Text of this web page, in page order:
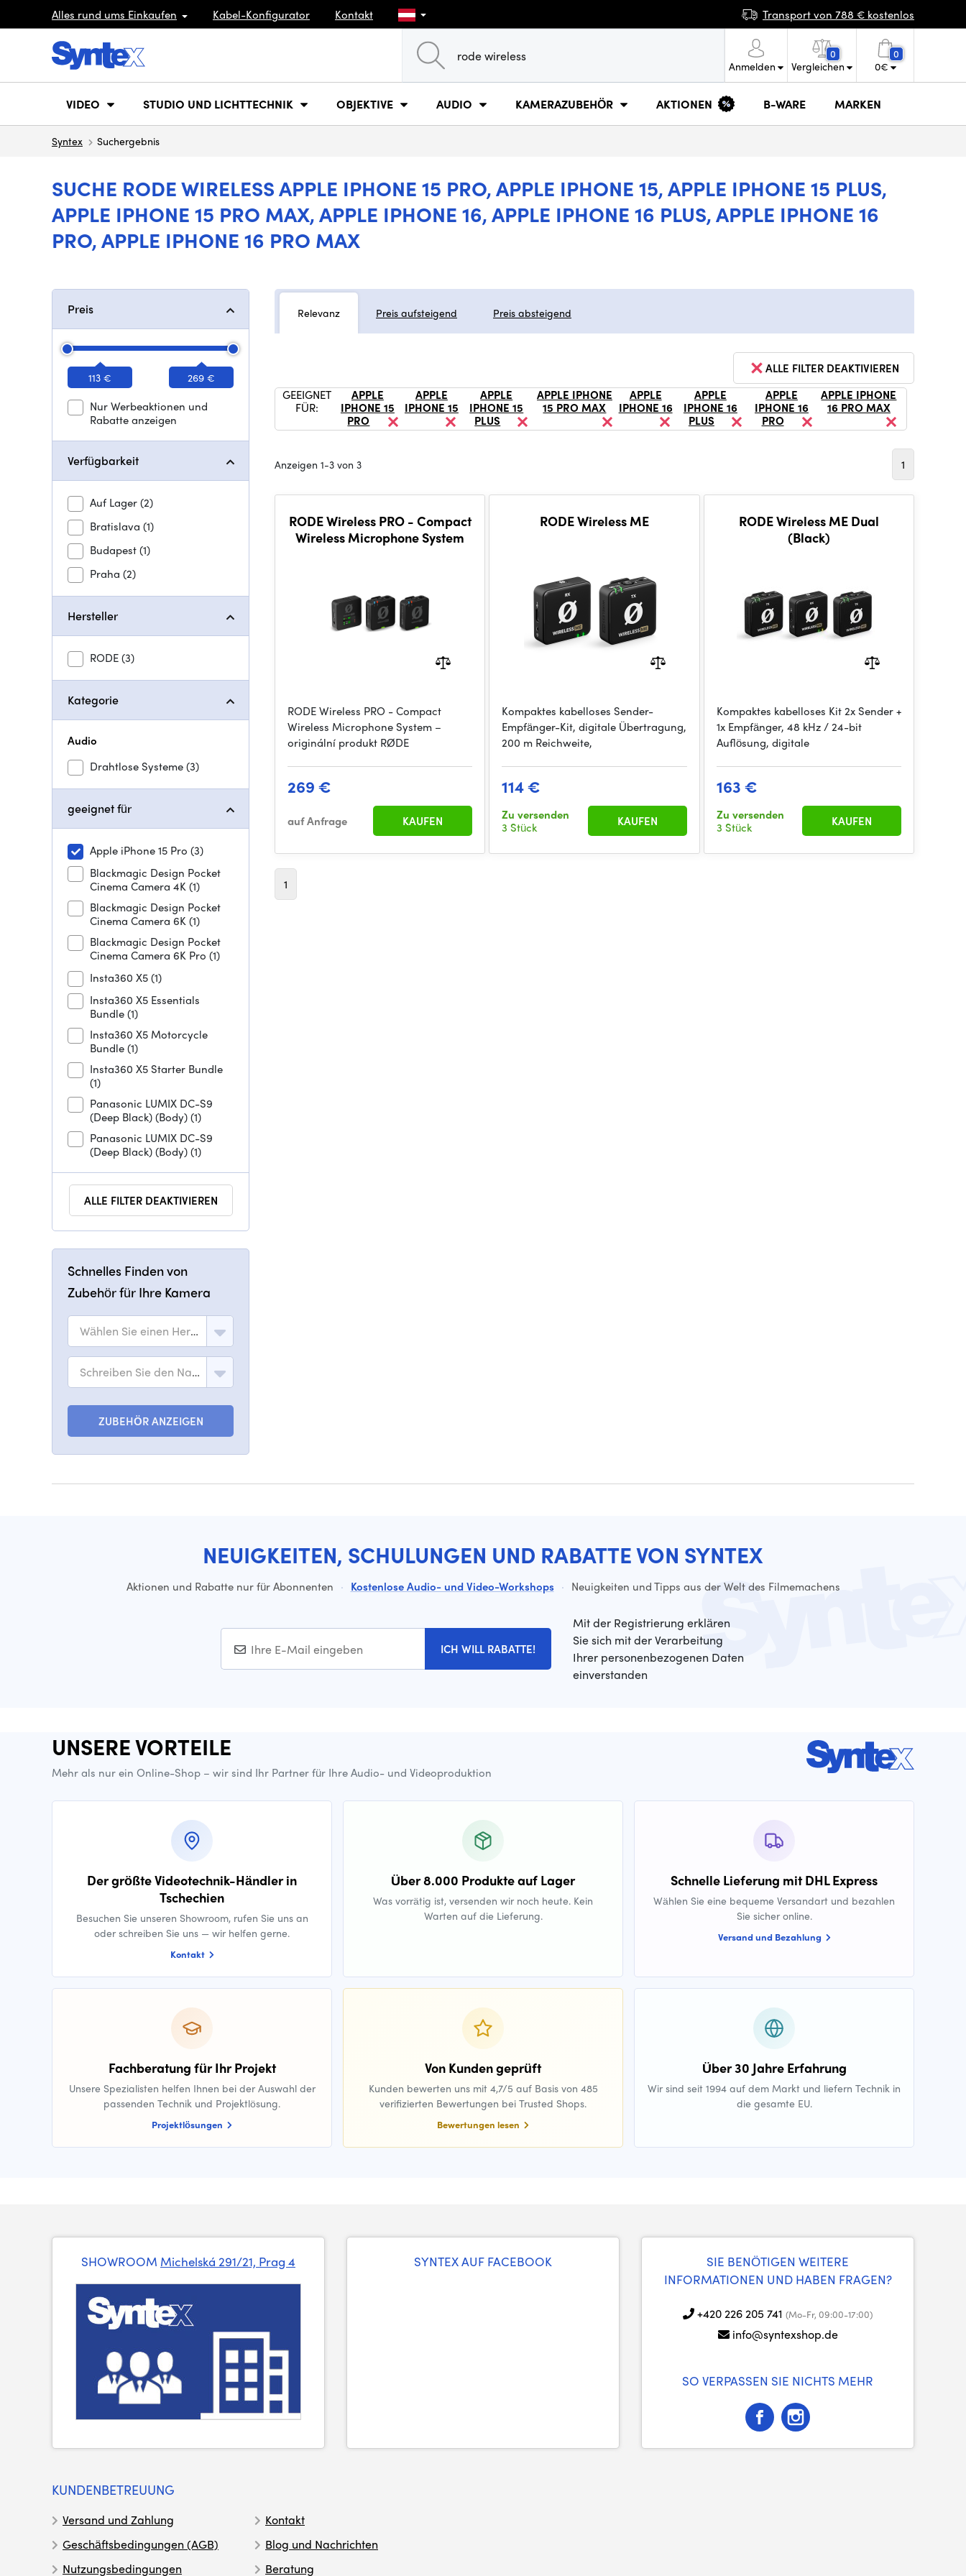
Alles rund ums Einkaufen Kabel-Konfigurator Kontakt Transport von 788 € kostenlos
Anmelden
0
Vergleichen
0
0€
VIDEO STUDIO UND LICHTTECHNIK OBJEKTIVE AUDIO KAMERAZUBEHÖR AKTIONEN B-WARE MARKEN
Syntex Suchergebnis
SUCHE RODE WIRELESS APPLE IPHONE 15 PRO, APPLE IPHONE 15, APPLE IPHONE 15 PLUS,
APPLE IPHONE 15 PRO MAX, APPLE IPHONE 16, APPLE IPHONE 16 PLUS, APPLE IPHONE 16
PRO, APPLE IPHONE 16 PRO MAX
Preis
113 € 269 €
Nur Werbeaktionen und
Rabatte anzeigen
Verfügbarkeit
Auf Lager(2)
Bratislava (1)
Budapest(1)
Praha (2)
Hersteller
RODE(3)
Kategorie
Audio
Drahtlose Systeme(3)
geeignet für
Apple iPhone 15 Pro (3)
Blackmagic Design Pocket
Cinema Camera 4K(1)
Blackmagic Design Pocket
Cinema Camera 6K(1)
Blackmagic Design Pocket
Cinema Camera 6K Pro (1)
Insta360 X5(1)
Insta360 X5 Essentials
Bundle(1)
Insta360 X5 Motorcycle
Bundle(1)
Insta360 X5 Starter Bundle
(1)
Panasonic LUMIX DC-S9
(Deep Black) (Body)(1)
Panasonic LUMIX DC-S9
(Deep Black) (Body)(1)
ALLE FILTER DEAKTIVIEREN
Schnelles Finden von
Zubehör für Ihre Kamera
Wählen Sie einen Hersteller
Schreiben Sie den Namen des Modells
ZUBEHÖR ANZEIGEN
Relevanz Preis aufsteigend Preis absteigend
ALLE FILTER DEAKTIVIEREN
GEEIGNET
FÜR:
APPLE
IPHONE 15
PRO
APPLE
IPHONE 15
APPLE
IPHONE 15
PLUS
APPLE IPHONE
15 PRO MAX
APPLE
IPHONE 16
APPLE
IPHONE 16
PLUS
APPLE
IPHONE 16
PRO
APPLE IPHONE
16 PRO MAX
Anzeigen 1-3 von 3 1
RODE Wireless PRO - Compact
Wireless Microphone System
RODE Wireless PRO - Compact
Wireless Microphone System –
originální produkt RØDE
269 €
auf Anfrage KAUFEN
RODE Wireless ME
Kompaktes kabelloses Sender-
Empfänger-Kit, digitale Übertragung,
200 m Reichweite,
114 €
Zu versenden
3 Stück
KAUFEN
RODE Wireless ME Dual
(Black)
Kompaktes kabelloses Kit 2x Sender +
1x Empfänger, 48 kHz / 24-bit
Auflösung, digitale
163 €
Zu versenden
3 Stück
KAUFEN
1
NEUIGKEITEN, SCHULUNGEN UND RABATTE VON SYNTEX
Aktionen und Rabatte nur für Abonnenten · Kostenlose Audio- und Video-Workshops · Neuigkeiten und Tipps aus der Welt des Filmemachens
ICH WILL RABATTE!
Mit der Registrierung erklären
Sie sich mit der Verarbeitung
Ihrer personenbezogenen Daten
einverstanden
UNSERE VORTEILE
Mehr als nur ein Online-Shop – wir sind Ihr Partner für Ihre Audio- und Videoproduktion
Der größte Videotechnik-Händler in
Tschechien
Besuchen Sie unseren Showroom, rufen Sie uns an
oder schreiben Sie uns — wir helfen gerne.
Kontakt
Über 8.000 Produkte auf Lager
Was vorrätig ist, versenden wir noch heute. Kein
Warten auf die Lieferung.
Schnelle Lieferung mit DHL Express
Wählen Sie eine bequeme Versandart und bezahlen
Sie sicher online.
Versand und Bezahlung
Fachberatung für Ihr Projekt
Unsere Spezialisten helfen Ihnen bei der Auswahl der
passenden Technik und Projektlösung.
Projektlösungen
Von Kunden geprüft
Kunden bewerten uns mit 4,7/5 auf Basis von 485
verifizierten Bewertungen bei Trusted Shops.
Bewertungen lesen
Über 30 Jahre Erfahrung
Wir sind seit 1994 auf dem Markt und liefern Technik in
die gesamte EU.
SHOWROOM Michelská 291/21, Prag 4 SYNTEX AUF FACEBOOK
SIE BENÖTIGEN WEITERE
INFORMATIONEN UND HABEN FRAGEN?
+420 226 205 741 (Mo-Fr, 09:00-17:00)
info@syntexshop.de
SO VERPASSEN SIE NICHTS MEHR
KUNDENBETREUUNG
Versand und Zahlung
Geschäftsbedingungen (AGB)
Nutzungsbedingungen
Kontakt
Blog und Nachrichten
Beratung